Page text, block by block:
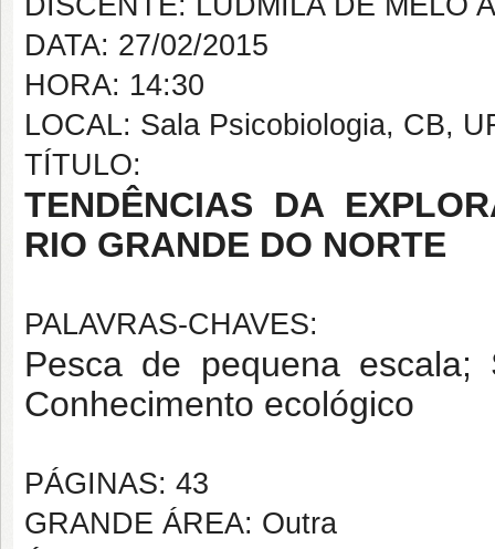
DATA: 27/02/2015
HORA: 14:30
LOCAL: Sala Psicobiologia, CB,
TÍTULO:
TENDÊNCIAS DA
RIO GRANDE DO NORTE
PALAVRAS-CHAVES:
Pesca de pequena escala;
Conhecimento ecológico
PÁGINAS: 43
GRANDE ÁREA: Outra